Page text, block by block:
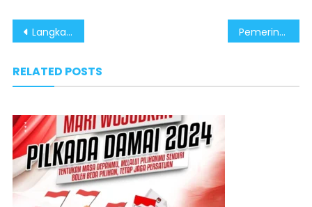
Post
Langkah Strategis Pemerintah Sukses Kendalikan Mobilitas Saat Tahun Baru Pemerintah Batalkan Penerapan PPN 12% Bukti Keberpihakan Kepada Rakyat
RELATED POSTS